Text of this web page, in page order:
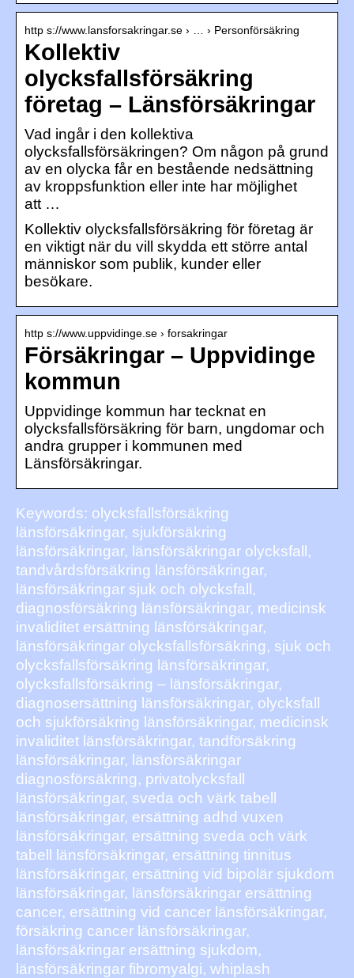
http s://www.lansforsakringar.se › … › Personförsäkring
Kollektiv
olycksfallsförsäkring
företag – Länsförsäkringar
Vad ingår i den kollektiva
olycksfallsförsäkringen? Om någon på grund
av en olycka får en bestående nedsättning
av kroppsfunktion eller inte har möjlighet
att …
Kollektiv olycksfallsförsäkring för företag är
en viktigt när du vill skydda ett större antal
människor som publik, kunder eller
besökare.
http s://www.uppvidinge.se › forsakringar
Försäkringar – Uppvidinge
kommun
Uppvidinge kommun har tecknat en
olycksfallsförsäkring för barn, ungdomar och
andra grupper i kommunen med
Länsförsäkringar.
Keywords: olycksfallsförsäkring
länsförsäkringar, sjukförsäkring
länsförsäkringar, länsförsäkringar olycksfall,
tandvårdsförsäkring länsförsäkringar,
länsförsäkringar sjuk och olycksfall,
diagnosförsäkring länsförsäkringar, medicinsk
invaliditet ersättning länsförsäkringar,
länsförsäkringar olycksfallsförsäkring, sjuk och
olycksfallsförsäkring länsförsäkringar,
olycksfallsförsäkring – länsförsäkringar,
diagnosersättning länsförsäkringar, olycksfall
och sjukförsäkring länsförsäkringar, medicinsk
invaliditet länsförsäkringar, tandförsäkring
länsförsäkringar, länsförsäkringar
diagnosförsäkring, privatolycksfall
länsförsäkringar, sveda och värk tabell
länsförsäkringar, ersättning adhd vuxen
länsförsäkringar, ersättning sveda och värk
tabell länsförsäkringar, ersättning tinnitus
länsförsäkringar, ersättning vid bipolär sjukdom
länsförsäkringar, länsförsäkringar ersättning
cancer, ersättning vid cancer länsförsäkringar,
försäkring cancer länsförsäkringar,
länsförsäkringar ersättning sjukdom,
länsförsäkringar fibromyalgi, whiplash